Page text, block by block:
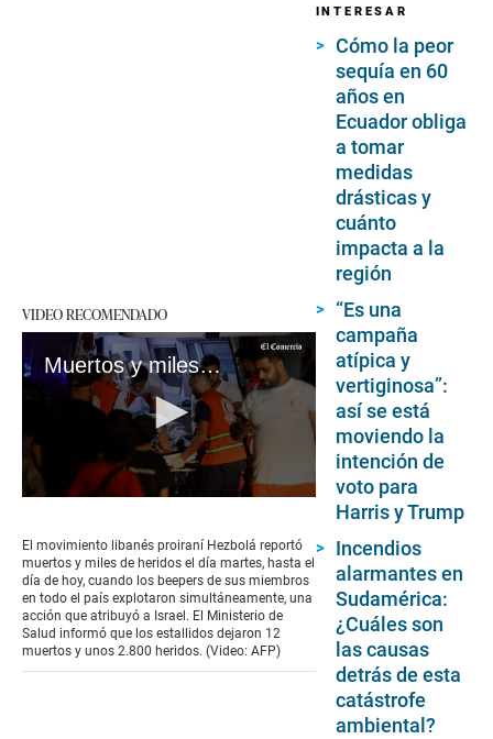
VIDEO RECOMENDADO
Muertos y miles de heridos en explosión simultánea de beepers de miembros de Hezbolá
of
1
minute,
36
seconds
El movimiento libanés proiraní Hezbolá reportó
muertos y miles de heridos el día martes, hasta el
día de hoy, cuando los beepers de sus miembros
en todo el país explotaron simultáneamente, una
acción que atribuyó a Israel. El Ministerio de
Salud informó que los estallidos dejaron 12
muertos y unos 2.800 heridos. (Video: AFP)
INTERESAR
Cómo la peor
sequía en 60
años en
Ecuador obliga
a tomar
medidas
drásticas y
cuánto
impacta a la
región
“Es una
campaña
atípica y
vertiginosa”:
así se está
moviendo la
intención de
voto para
Harris y Trump
Incendios
alarmantes en
Sudamérica:
¿Cuáles son
las causas
detrás de esta
catástrofe
ambiental?